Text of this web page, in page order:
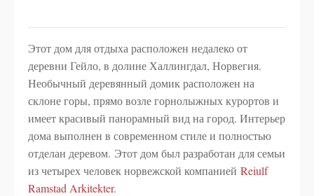
Этот дом для отдыха расположен недалеко от
деревни Гейло, в долине Халлингдал, Норвегия.
Необычный деревянный домик расположен на
склоне горы, прямо возле горнолыжных курортов и
имеет красивый панорамный вид на город. Интерьер
дома выполнен в современном стиле и полностью
отделан деревом. Этот дом был разработан для семьи
из четырех человек норвежской компанией Reiulf
Ramstad Arkitekter.